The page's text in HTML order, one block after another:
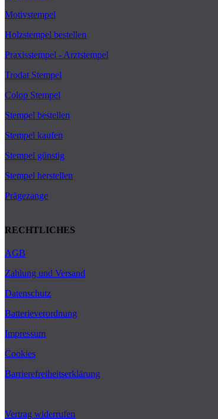
Motivstempel
Holzstempel bestellen
Praxisstempel - Arztstempel
Trodat Stempel
Colop Stempel
Stempel bestellen
Stempel kaufen
Stempel günstig
Stempel herstellen
Prägezange
RECHTLICHES
AGB
Zahlung und Versand
Datenschutz
Batterieverordnung
Impressum
Cookies
Barrierefreiheitserklärung
Vertrag widerrufen